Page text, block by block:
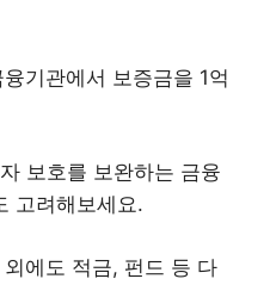
융기관에서 보증금을 1억
보호를 보완하는 금융
고려해보세요.
외에도 적금, 펀드 등 다